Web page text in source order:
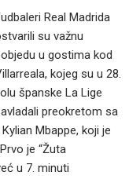
Real Madrida
su važnu
u gostima kod
kojeg su u 28.
španske La Lige
preokretom sa
Mbappe, koji je
je “Žuta
u 7. minuti